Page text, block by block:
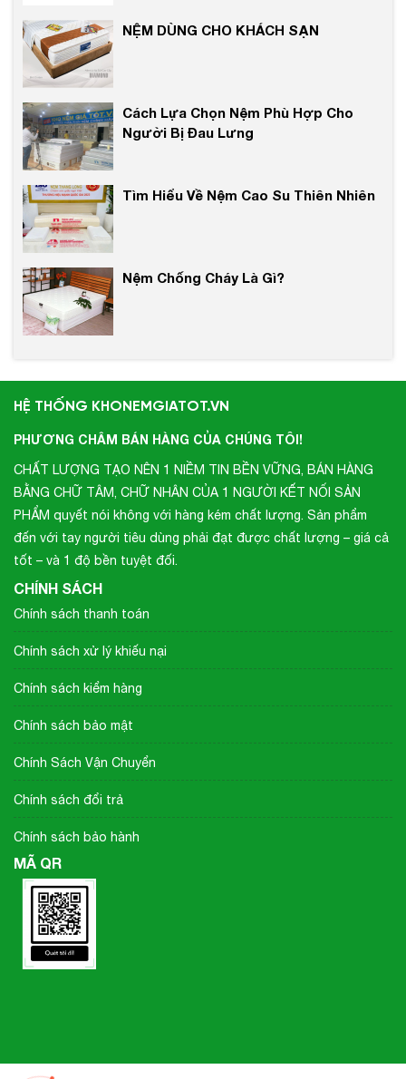
NỆM DÙNG CHO KHÁCH SẠN
Cách Lựa Chọn Nệm Phù Hợp Cho
Người Bị Đau Lưng
Tìm Hiểu Về Nệm Cao Su Thiên Nhiên
Nệm Chống Cháy Là Gì?
HỆ THỐNG KHONEMGIATOT.VN
PHƯƠNG CHÂM BÁN HÀNG CỦA CHÚNG TÔI!
CHẤT LƯỢNG TẠO NÊN 1 NIỀM TIN BỀN VỮNG, BÁN HÀNG
BẰNG CHỮ TÂM, CHỮ NHÂN CỦA 1 NGƯỜI KẾT NỐI SẢN
PHẨM quyết nói không với hàng kém chất lượng. Sản phẩm
đến với tay người tiêu dùng phải đạt được chất lượng – giá cả
tốt – và 1 độ bền tuyệt đối.
CHÍNH SÁCH
Chính sách thanh toán
Chính sách xử lý khiếu nại
Chính sách kiểm hàng
Chính sách bảo mật
Chính Sách Vận Chuyển
Chính sách đổi trả
Chính sách bảo hành
MÃ QR